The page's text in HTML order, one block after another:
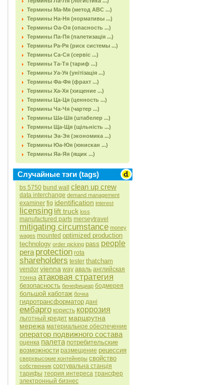
Термины Ма-Мя (метод АВС ...)
Термины На-Ня (нормативы ...)
Термины Оа-Оя (опасность ...)
Термины Па-Пя (палетизація ...)
Термины Ра-Ря (риск системы ...)
Термины Са-Ся (сервіс ...)
Термины Та-Тя (тариф ...)
Термины Уа-Уя (унітізація ...)
Термины Фа-Фя (фрахт ...)
Термины Ха-Хя (хищение ...)
Термины Ца-Ця (ценность ...)
Термины Ча-Чя (чартер ...)
Термины Ша-Шя (штабелер ...)
Термины Ща-Щя (щільність ...)
Термины Эа-Эя (экономика ...)
Термины Юа-Юя (юнискан ...)
Термины Яа-Яя (ящик ...)
Случайные тэги (tags)
bs 5750 bund wall clean up crew
data interchange demand management
examiner fig identification interest
licensing lift truck loss
manufactured parts merseytravel
mitigating circumstance money
wages mounted optimized production
technology order picking pass people
pera protection rota
shareholders tester thatcham
vendor vienna way аваль английская
тонна атаковая стратегия
безопасность бенефициар бодмерея
большой каботаж бочка
гидротрансформатор дані
ембарго користь коррозия
льготный кредит маршрутна
мережа материальное обеспечение
оператор подвижного состава
оценка палета потребительские
возможности размещение рецессия
сверхвысокие контейнеры свойство
собственник сортувальна станція
тарифы теория интереса трансфер
электронный бизнес